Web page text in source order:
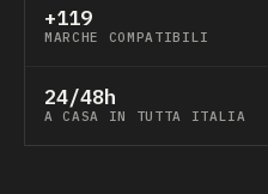
+119
MARCHE COMPATIBILI
24/48h
A CASA IN TUTTA ITALIA